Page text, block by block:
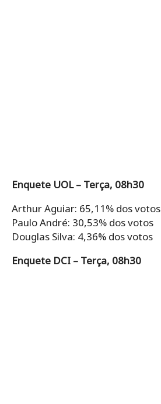
Enquete UOL – Terça, 08h30
Arthur Aguiar: 65,11% dos votos
Paulo André: 30,53% dos votos
Douglas Silva: 4,36% dos votos
Enquete DCI – Terça, 08h30